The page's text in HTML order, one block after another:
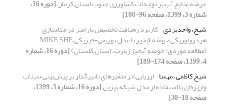
عرضه منابع آب بر تولیدات کشاورزی جنوب استان کرمان [دوره 16،
شماره 3، 1399، صفحه 96-108]
شیخ، واحدبردی کاربرد رهیافت تخصیص پارامتر در مدلسازی
هیدرولوژیکی حوضه آبخیز با مدل توزیعی-فیزیکی MIKE SHE
(مطالعه موردی: حوضه آبخیز زیارت، استان گلستان) [دوره 16، شماره
4، 1399، صفحه 174-189]
شیخ کاظمی، مهسا ارزیابی اثر متغیرهای تاثیرگذار بر پیش‌بینی سیلاب
واریزه‌ای با استفاده از مدل شبکه بیزین [دوره 16، شماره 3، 1399،
صفحه 18-30]